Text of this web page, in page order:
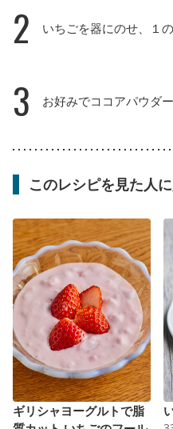
2 いちごを器にのせ、１
3 お好みでココアパウダ
このレシピを見た人
ギリシャヨーグルトで脂